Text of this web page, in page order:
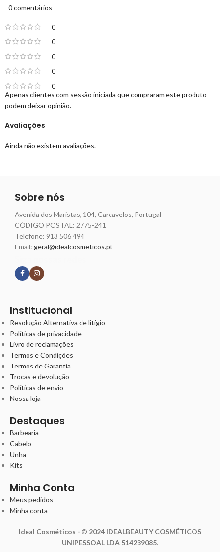
0 comentários
0
0
0
0
0
Avaliações
Ainda não existem avaliações.
Apenas clientes com sessão iniciada que compraram este produto
podem deixar opinião.
Sobre nós
Avenida dos Maristas, 104, Carcavelos, Portugal
CÓDIGO POSTAL: 2775-241
Telefone: 913 506 494
Email: geral@idealcosmeticos.pt
Institucional
Resolução Alternativa de litígio
Políticas de privacidade
Livro de reclamações
Termos e Condições
Termos de Garantia
Trocas e devolução
Políticas de envio
Nossa loja
Destaques
Barbearia
Cabelo
Unha
Kits
Minha Conta
Meus pedidos
Minha conta
Ideal Cosméticos - © 2024 IDEALBEAUTY COSMÉTICOS
UNIPESSOAL LDA 514239085.